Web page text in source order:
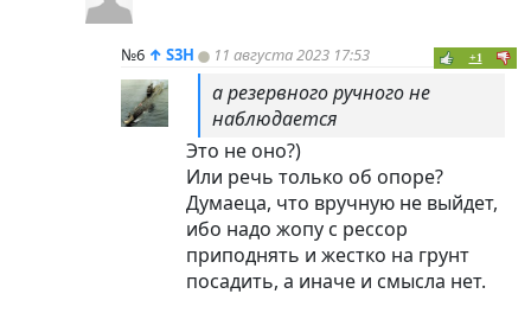
№6 ↑ S3H 11 августа 2023 17:53 +1
а резервного ручного не
наблюдается
Это не оно?)
Или речь только об опоре?
Думаеца, что вручную не выйдет,
ибо надо жопу с рессор
приподнять и жестко на грунт
посадить, а иначе и смысла нет.